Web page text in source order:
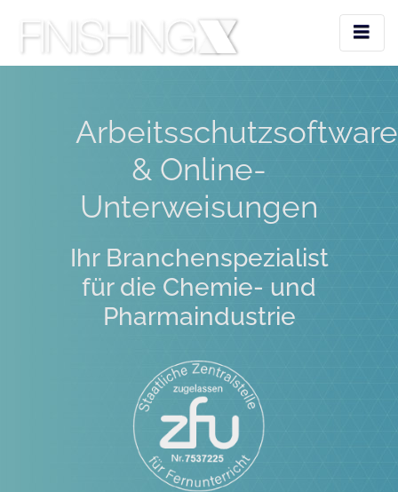
Arbeitsschutzsoftware
& Online-
Unterweisungen
Ihr Branchenspezialist
für die Chemie- und
Pharmaindustrie